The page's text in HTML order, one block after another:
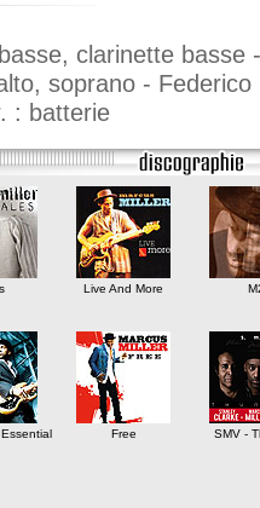
clarinette
soprano -
: batterie
Live And More
Free SMV -